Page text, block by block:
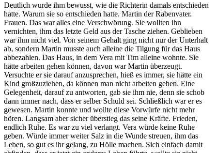
Deutlich wurde ihm bewusst, wie die Richterin damals entschieden
hatte. Warum sie so entschieden hatte. Martin der Rabenvater.
Frauen. Das war alles eine Verschwörung. Sie wollten ihn
vernichten, ihm das letzte Geld aus der Tasche ziehen. Geblieben
war ihm nicht viel. Von seinem Gehalt ging nicht nur der Unterhalt
ab, sondern Martin musste auch alleine die Tilgung für das Haus
abbezahlen. Das Haus, in dem Vera mit Tim alleine wohnte. Sie
hätte arbeiten gehen können, davon war Martin überzeugt.
Versuchte er sie darauf anzusprechen, hieß es immer, sie hätte ein
Kind großzuziehen, da können man nicht arbeiten gehen. Eine
Gelegenheit, darauf zu antworten, gab sie ihm nie, denn sie schob
dann immer nach, dass er selber Schuld sei. Schließlich war er es
gewesen. Martin konnte und wollte diese Vorwürfe nicht mehr
hören. Langsam aber sicher überstieg das seine Kräfte. Frieden,
endlich Ruhe. Es war zu viel verlangt. Vera würde keine Ruhe
geben. Würde immer weiter Salz in die Wunde streuen, ihm das
Leben, so gut es ihr gelang, zu Hölle machen. Sich einfach damit